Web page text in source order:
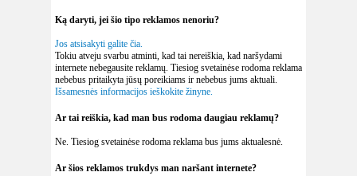
Ką daryti, jei šio tipo reklamos nenoriu?
Jos atsisakyti galite čia.
Tokiu atveju svarbu atminti, kad tai nereiškia, kad naršydami
internete nebegausite reklamų. Tiesiog svetainėse rodoma reklama
nebebus pritaikyta jūsų poreikiams ir nebebus jums aktuali.
Išsamesnės informacijos ieškokite žinyne.
Ar tai reiškia, kad man bus rodoma daugiau reklamų?
Ne. Tiesiog svetainėse rodoma reklama bus jums aktualesnė.
Ar šios reklamos trukdys man naršant internete?